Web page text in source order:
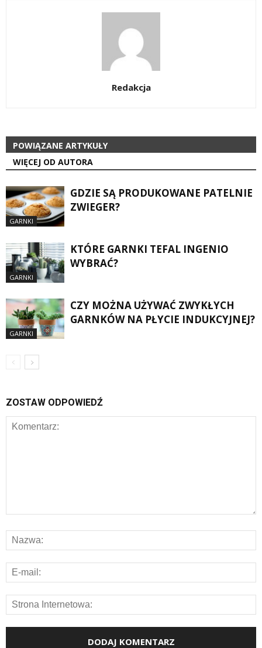
Redakcja
POWIĄZANE ARTYKUŁY
WIĘCEJ OD AUTORA
GARNKI
GDZIE SĄ PRODUKOWANE PATELNIE
ZWIEGER?
GARNKI
KTÓRE GARNKI TEFAL INGENIO
WYBRAĆ?
GARNKI
CZY MOŻNA UŻYWAĆ ZWYKŁYCH
GARNKÓW NA PŁYCIE INDUKCYJNEJ?
ZOSTAW ODPOWIEDŹ